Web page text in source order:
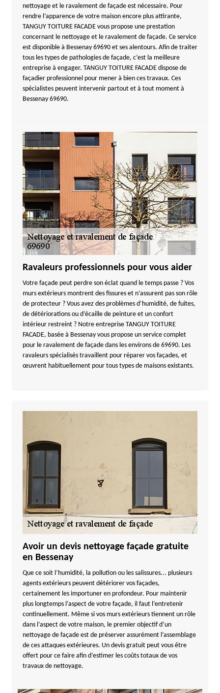
nettoyage et le ravalement de façade est nécessaire. Pour
rendre l’apparence de votre maison encore plus attirante,
TANGUY TOITURE FACADE vous propose une prestation
concernant le nettoyage et le ravalement de façade. Ce service
est disponible à Bessenay 69690 et ses alentours. Afin de traiter
tous les types de pathologies de façade, c’est la meilleure
entreprise à engager. TANGUY TOITURE FACADE dispose de
façadier professionnel pour mener à bien ces travaux. Ces
spécialistes peuvent intervenir partout et à tout moment à
Bessenay 69690.
Ravaleurs professionnels pour vous aider
Votre façade peut perdre son éclat quand le temps passe ? Vos
murs extérieurs montrent des fissures et n’assurent pas son rôle
de protecteur ? Vous avez des problèmes d’humidité, de fuites,
de détériorations ou d’écaille de peinture et un confort
intérieur restreint ? Notre entreprise TANGUY TOITURE
FACADE, basée à Bessenay vous propose un service complet
pour le ravalement de façade dans les environs de 69690. Les
ravaleurs spécialisés travaillent pour réparer vos façades, et
œuvrent habituellement pour tous types de maisons existants.
Avoir un devis nettoyage façade gratuite
en Bessenay
Que ce soit l’humidité, la pollution ou les salissures... plusieurs
agents extérieurs peuvent détériorer vos façades,
certainement les importuner en profondeur. Pour maintenir
plus longtemps l’aspect de votre façade, il faut l’entretenir
continuellement. Même si vos murs extérieurs tiennent un rôle
dans l’aspect de votre maison, le premier objectif d’un
nettoyage de façade est de préserver assurément l’assemblage
de ces attaques extérieures. Un devis gratuit peut vous être
offert pour ce faire afin d’estimer les coûts totaux de vos
travaux de nettoyage.